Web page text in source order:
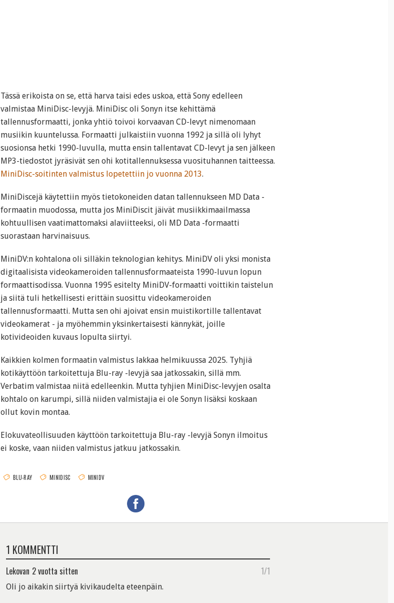
Tässä erikoista on se, että harva taisi edes uskoa, että Sony edelleen
valmistaa MiniDisc-levyjä. MiniDisc oli Sonyn itse kehittämä
tallennusformaatti, jonka yhtiö toivoi korvaavan CD-levyt nimenomaan
musiikin kuuntelussa. Formaatti julkaistiin vuonna 1992 ja sillä oli lyhyt
suosionsa hetki 1990-luvulla, mutta ensin tallentavat CD-levyt ja sen jälkeen
MP3-tiedostot jyräsivät sen ohi kotitallennuksessa vuosituhannen taitteessa.
MiniDisc-soitinten valmistus lopetettiin jo vuonna 2013.
MiniDiscejä käytettiin myös tietokoneiden datan tallennukseen MD Data -
formaatin muodossa, mutta jos MiniDiscit jäivät musiikkimaailmassa
kohtuullisen vaatimattomaksi alaviitteeksi, oli MD Data -formaatti
suorastaan harvinaisuus.
MiniDV:n kohtalona oli silläkin teknologian kehitys. MiniDV oli yksi monista
digitaalisista videokameroiden tallennusformaateista 1990-luvun lopun
formaattisodissa. Vuonna 1995 esitelty MiniDV-formaatti voittikin taistelun
ja siitä tuli hetkellisesti erittäin suosittu videokameroiden
tallennusformaatti. Mutta sen ohi ajoivat ensin muistikortille tallentavat
videokamerat - ja myöhemmin yksinkertaisesti kännykät, joille
kotivideoiden kuvaus lopulta siirtyi.
Kaikkien kolmen formaatin valmistus lakkaa helmikuussa 2025. Tyhjiä
kotikäyttöön tarkoitettuja Blu-ray -levyjä saa jatkossakin, sillä mm.
Verbatim valmistaa niitä edelleenkin. Mutta tyhjien MiniDisc-levyjen osalta
kohtalo on karumpi, sillä niiden valmistajia ei ole Sonyn lisäksi koskaan
ollut kovin montaa.
Elokuvateollisuuden käyttöön tarkoitettuja Blu-ray -levyjä Sonyn ilmoitus
ei koske, vaan niiden valmistus jatkuu jatkossakin.
BLU-RAY MINIDISC MINIDV
1 KOMMENTTI
Lekovan 2 vuotta sitten 1/1
Oli jo aikakin siirtyä kivikaudelta eteenpäin.